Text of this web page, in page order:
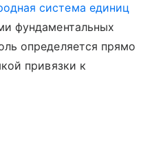
система единиц
фундаментальных
определяется прямо
привязки к